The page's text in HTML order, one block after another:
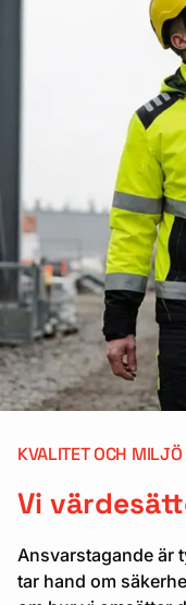
KVALITET OCH MILJÖ
Vi
Ansvarstagande är
tar hand om